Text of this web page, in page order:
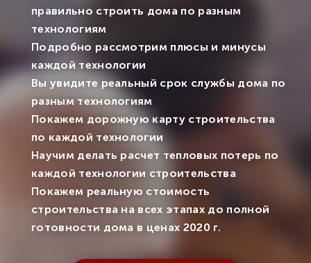
правильно строить дома по разным
технологиям
Подробно рассмотрим плюсы и минусы
каждой технологии
Вы увидите реальный срок службы дома по
разным технологиям
Покажем дорожную карту строительства
по каждой технологии
Научим делать расчет тепловых потерь по
каждой технологии строительства
Покажем реальную стоимость
строительства на всех этапах до полной
готовности дома в ценах 2020 г.